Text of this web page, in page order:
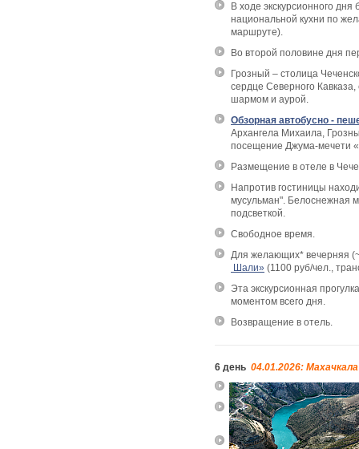
В ходе экскурсионного
национальной кухни по
маршруте).
Во второй половине дня
Грозный – столица
сердце Северного
шармом и аурой.
Обзорная автобусно -
Архангела Михаила,
посещение Джума-мечети
Размещение в отеле в
Напротив гостиницы
мусульман". Белоснежная
подсветкой.
Свободное время.
Для желающих* вечерняя
Шали» (1100 руб/чел.,
Эта экскурсионная
моментом всего дня.
Возвращение в отель.
6 день 04.01.2026: